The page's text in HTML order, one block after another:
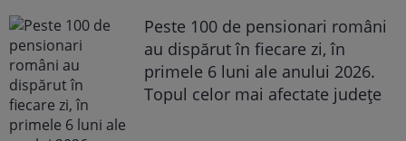
Peste 100 de pensionari români
au dispărut în fiecare zi, în
primele 6 luni ale anului 2026.
Topul celor mai afectate județe